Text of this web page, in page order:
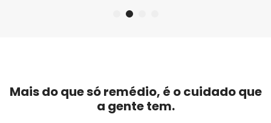
Mais do que só remédio, é o cuidado que
a gente tem.